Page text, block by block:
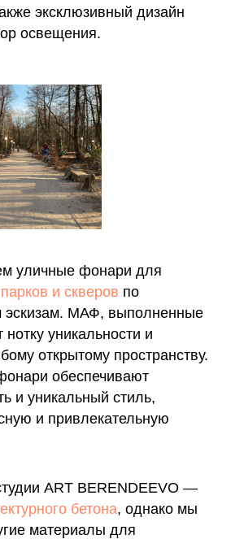
эксклюзивный дизайн
освещения.
уличные фонари для
и скверов по
эскизам. МАФ, выполненные
нотку уникальности и
открытому пространству.
обеспечивают
и уникальный стиль,
и привлекательную
ART BERENDEEVO —
бетона, однако мы
материалы для